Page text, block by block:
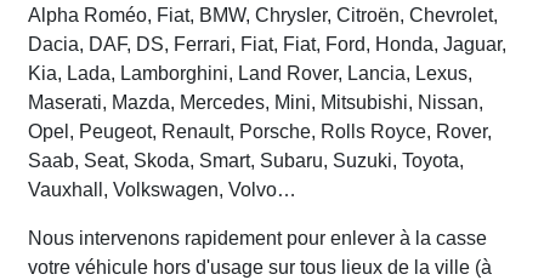
Alpha Roméo, Fiat, BMW, Chrysler, Citroën, Chevrolet,
Dacia, DAF, DS, Ferrari, Fiat, Fiat, Ford, Honda, Jaguar,
Kia, Lada, Lamborghini, Land Rover, Lancia, Lexus,
Maserati, Mazda, Mercedes, Mini, Mitsubishi, Nissan,
Opel, Peugeot, Renault, Porsche, Rolls Royce, Rover,
Saab, Seat, Skoda, Smart, Subaru, Suzuki, Toyota,
Vauxhall, Volkswagen, Volvo…
Nous intervenons rapidement pour enlever à la casse
votre véhicule hors d'usage sur tous lieux de la ville (à